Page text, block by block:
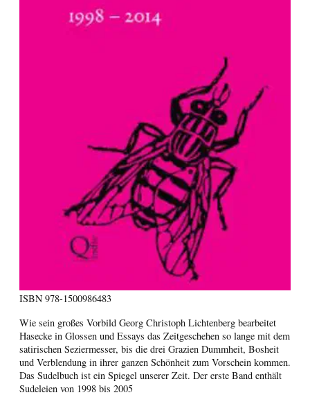
ISBN 978-1500986483
Wie sein großes Vorbild Georg Christoph Lichtenberg bearbeitet
Hasecke in Glossen und Essays das Zeitgeschehen so lange mit dem
satirischen Seziermesser, bis die drei Grazien Dummheit, Bosheit
und Verblendung in ihrer ganzen Schönheit zum Vorschein kommen.
Das Sudelbuch ist ein Spiegel unserer Zeit. Der erste Band enthält
Sudeleien von 1998 bis 2005